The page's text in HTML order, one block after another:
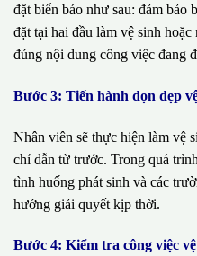
đặt biển báo như sau: đảm bảo
đặt tại hai đầu làm vệ sinh
đúng nội dung công việc đang
Bước 3: Tiến hành dọn dẹp
Nhân viên sẽ thực hiện làm vệ
chỉ dẫn từ trước. Trong quá
tình huống phát sinh và các
hướng giải quyết kịp thời.
Bước 4: Kiểm tra công việc